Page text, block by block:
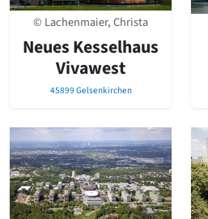
© Lachenmaier, Christa
Neues Kesselhaus
Vivawest
45899 Gelsenkirchen